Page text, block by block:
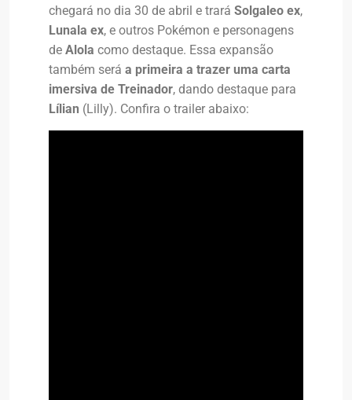
chegará no dia 30 de abril e trará Solgaleo ex,
Lunala ex, e outros Pokémon e personagens
de Alola como destaque. Essa expansão
também será a primeira a trazer uma carta
imersiva de Treinador, dando destaque para
Lílian (Lilly). Confira o trailer abaixo: